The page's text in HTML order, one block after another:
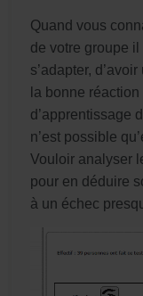
Quand vous
de votre groupe
s’adapter,
la bonne
d’apprentissage
n’est possible
Vouloir analyser
pour en déduire
à un échec